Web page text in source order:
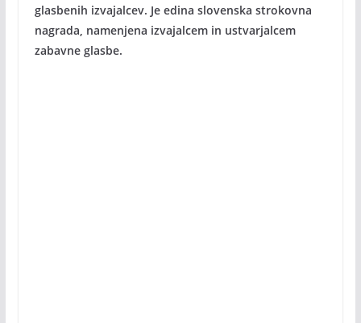
glasbenih izvajalcev. Je edina slovenska strokovna
nagrada, namenjena izvajalcem in ustvarjalcem
zabavne glasbe.